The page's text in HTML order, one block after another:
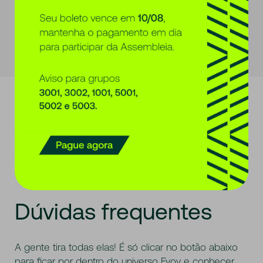
Renault Toyota
Dúvidas frequentes
A gente tira todas elas! É só clicar no botão abaixo